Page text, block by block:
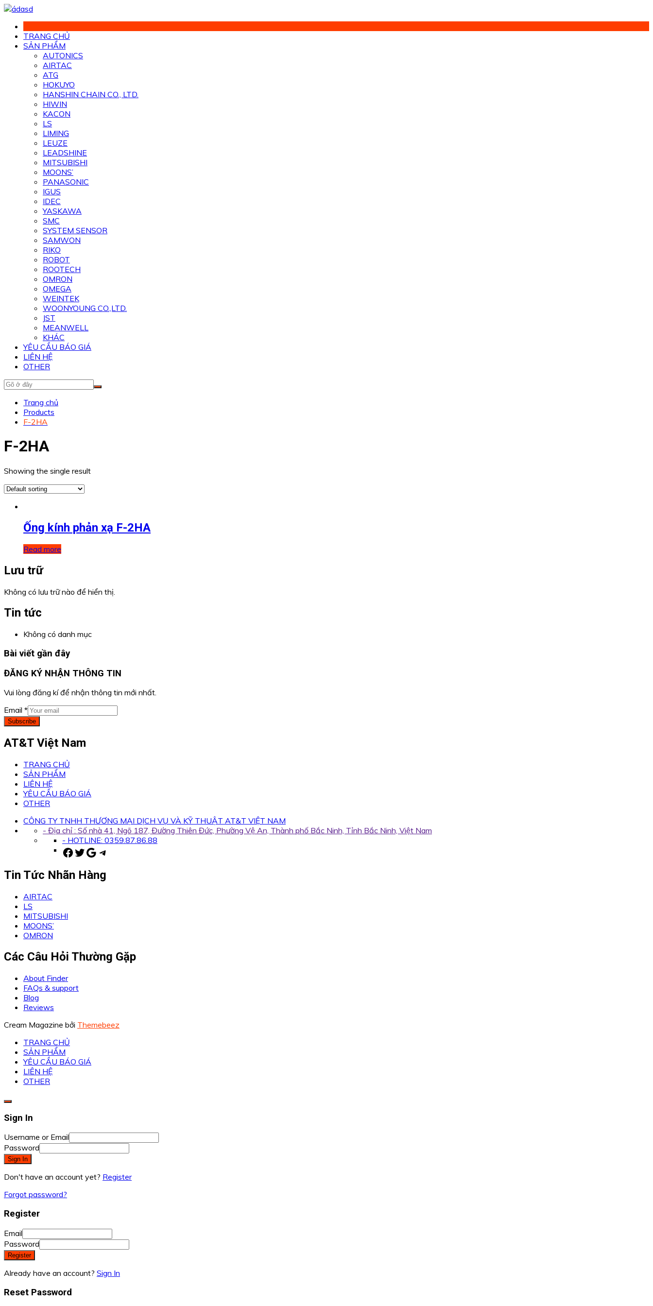
Chuyển
phần
dung
TRANG CHỦ
SẢN PHẨM
AUTONICS
AIRTAC
ATG
HOKUYO
HANSHIN CHAIN CO., LTD.
HIWIN
KACON
LS
LIMING
LEUZE
LEADSHINE
MITSUBISHI
MOONS’
PANASONIC
IGUS
IDEC
YASKAWA
SMC
SYSTEM SENSOR
SAMWON
RIKO
ROBOT
ROOTECH
OMRON
OMEGA
WEINTEK
WOONYOUNG CO.,LTD.
JST
MEANWELL
KHÁC
YÊU CẦU BÁO GIÁ
LIÊN HỆ
OTHER
Trang chủ
Products
F-2HA
F-2HA
Showing the single result
Ống kính phản xạ F-2HA
Read more
Lưu trữ
Không có lưu trữ nào để hiển thị.
Tin tức
Không có danh mục
Bài viết gần đây
ĐĂNG KÝ NHẬN THÔNG TIN
Vui lòng đăng kí để nhận thông tin mới nhất.
Email *
Subscribe
AT&T Việt Nam
TRANG CHỦ
SẢN PHẨM
LIÊN HỆ
YÊU CẦU BÁO GIÁ
OTHER
CÔNG TY TNHH THƯƠNG MẠI DỊCH VỤ VÀ KỸ THUẬT AT&T VIỆT NAM
- Địa chỉ : Số nhà 41, Ngõ 187, Đường Thiên Đức, Phường Vệ An, Thành phố Bắc Ninh, Tỉnh Bắc Ninh, Việt Nam
- HOTLINE: 0359.87.86.88
Facebook
Twitter
Google
Telegram
Tin Tức Nhãn Hàng
AIRTAC
LS
MITSUBISHI
MOONS’
OMRON
Các Câu Hỏi Thường Gặp
About Finder
FAQs & support
Blog
Reviews
Cream Magazine bởi Themebeez
TRANG CHỦ
SẢN PHẨM
YÊU CẦU BÁO GIÁ
LIÊN HỆ
OTHER
Sign In
Username or Email
Password
Sign In
Don't have an account yet? Register
Forgot password?
Register
Email
Password
Register
Already have an account? Sign In
Reset Password